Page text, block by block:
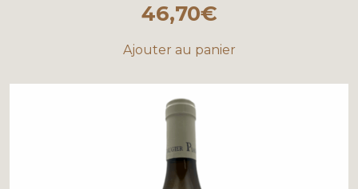
46,70€
Ajouter au panier